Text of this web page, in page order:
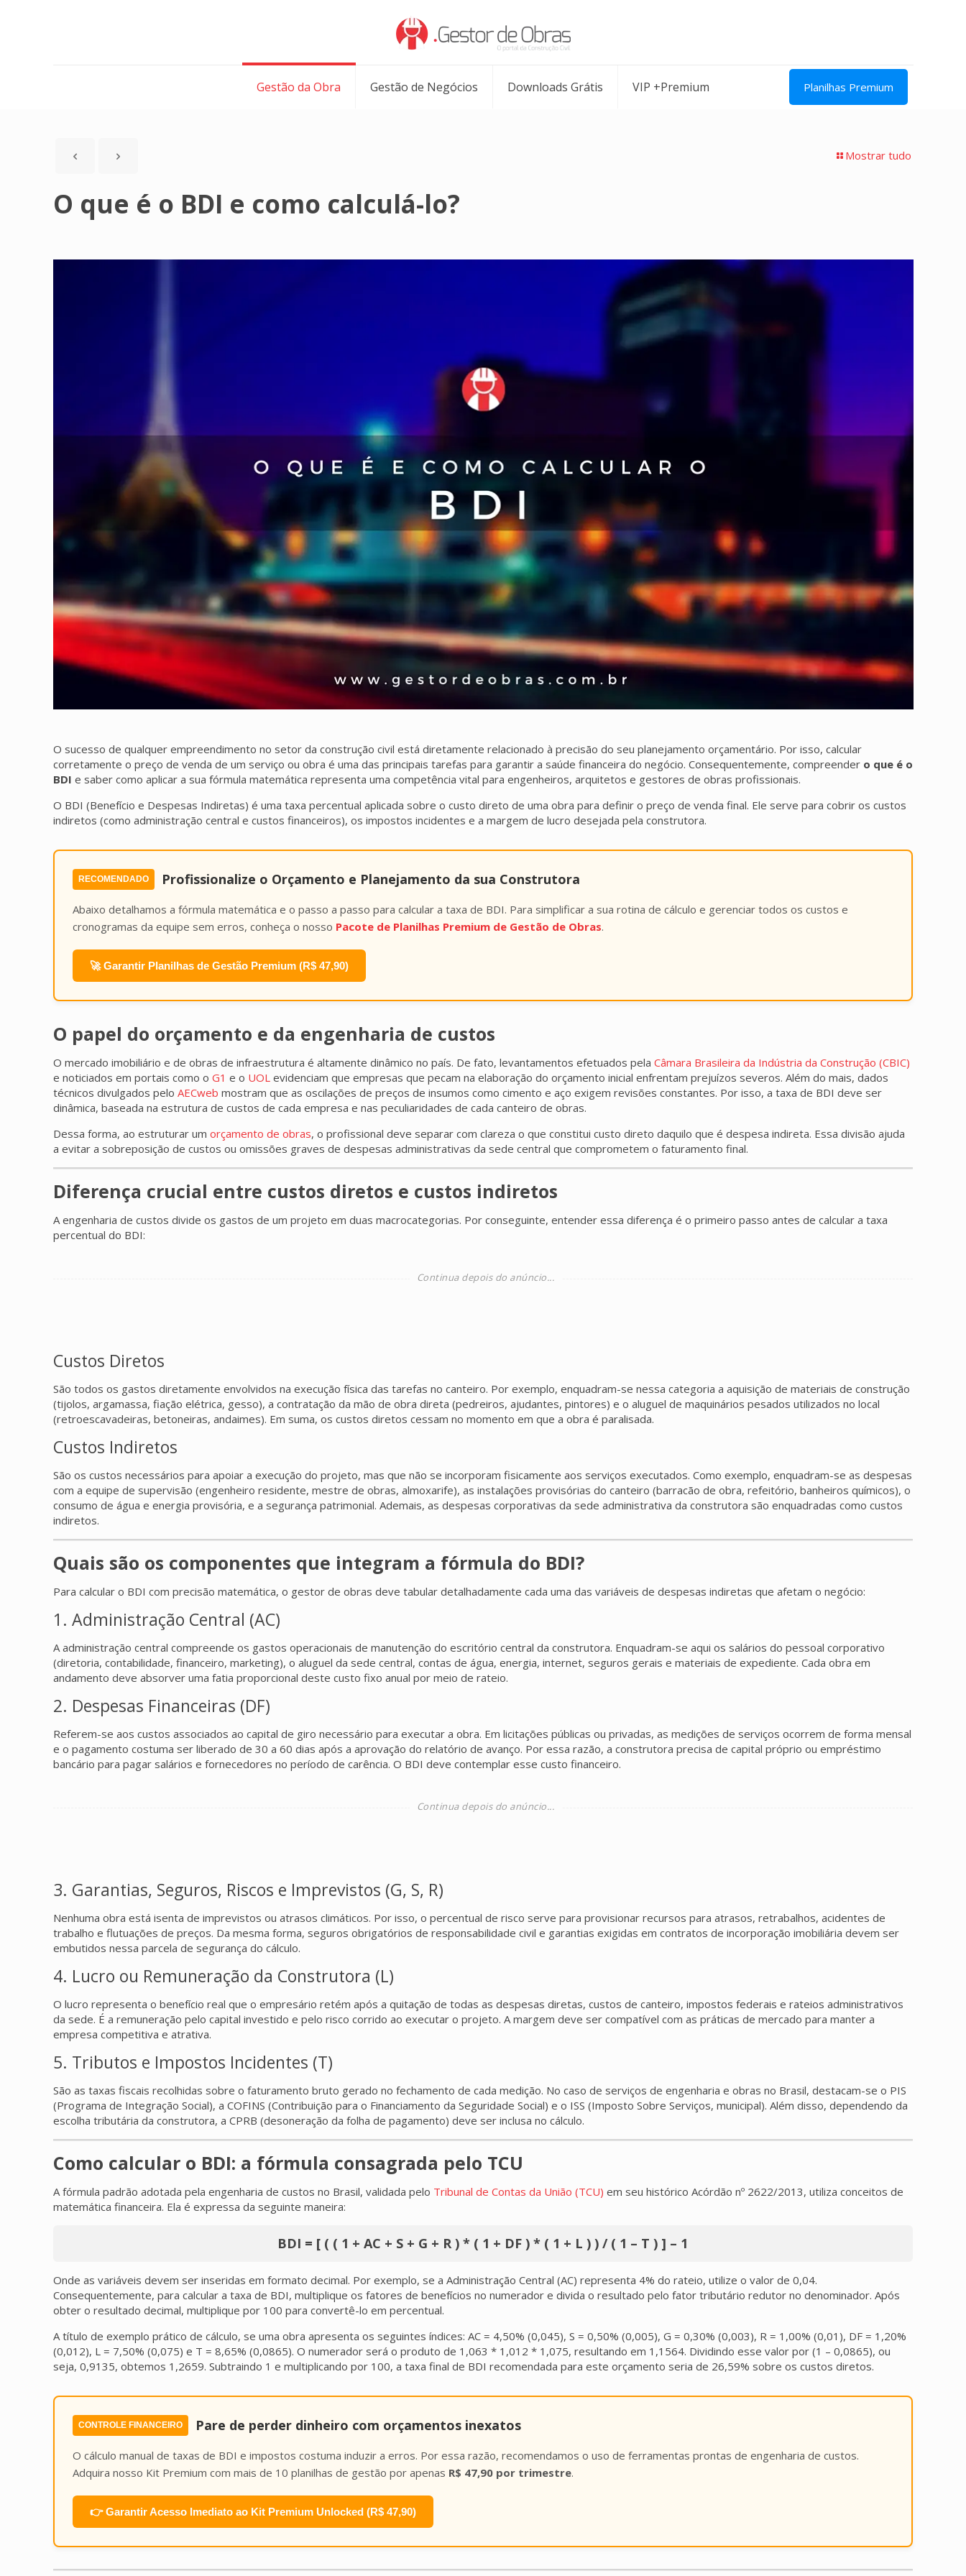
Gestão da Obra Gestão de Negócios Downloads Grátis VIP +Premium Planilhas Premium
Mostrar tudo
O que é o BDI e como calculá-lo?
O sucesso de qualquer empreendimento no setor da construção civil está diretamente relacionado à precisão do seu planejamento orçamentário. Por isso, calcular
corretamente o preço de venda de um serviço ou obra é uma das principais tarefas para garantir a saúde financeira do negócio. Consequentemente, compreender o que é o
BDI e saber como aplicar a sua fórmula matemática representa uma competência vital para engenheiros, arquitetos e gestores de obras profissionais.
O BDI (Benefício e Despesas Indiretas) é uma taxa percentual aplicada sobre o custo direto de uma obra para definir o preço de venda final. Ele serve para cobrir os custos
indiretos (como administração central e custos financeiros), os impostos incidentes e a margem de lucro desejada pela construtora.
RECOMENDADO Profissionalize o Orçamento e Planejamento da sua Construtora
Abaixo detalhamos a fórmula matemática e o passo a passo para calcular a taxa de BDI. Para simplificar a sua rotina de cálculo e gerenciar todos os custos e
cronogramas da equipe sem erros, conheça o nosso Pacote de Planilhas Premium de Gestão de Obras.
🚀 Garantir Planilhas de Gestão Premium (R$ 47,90)
O papel do orçamento e da engenharia de custos
O mercado imobiliário e de obras de infraestrutura é altamente dinâmico no país. De fato, levantamentos efetuados pela Câmara Brasileira da Indústria da Construção (CBIC)
e noticiados em portais como o G1 e o UOLevidenciam que empresas que pecam na elaboração do orçamento inicial enfrentam prejuízos severos. Além do mais, dados
técnicos divulgados pelo AECweb mostram que as oscilações de preços de insumos como cimento e aço exigem revisões constantes. Por isso, a taxa de BDI deve ser
dinâmica, baseada na estrutura de custos de cada empresa e nas peculiaridades de cada canteiro de obras.
Dessa forma, ao estruturar um orçamento de obras, o profissional deve separar com clareza o que constitui custo direto daquilo que é despesa indireta. Essa divisão ajuda
a evitar a sobreposição de custos ou omissões graves de despesas administrativas da sede central que comprometem o faturamento final.
Diferença crucial entre custos diretos e custos indiretos
A engenharia de custos divide os gastos de um projeto em duas macrocategorias. Por conseguinte, entender essa diferença é o primeiro passo antes de calcular a taxa
percentual do BDI:
Custos Diretos
São todos os gastos diretamente envolvidos na execução física das tarefas no canteiro. Por exemplo, enquadram-se nessa categoria a aquisição de materiais de construção
(tijolos, argamassa, fiação elétrica, gesso), a contratação da mão de obra direta (pedreiros, ajudantes, pintores) e o aluguel de maquinários pesados utilizados no local
(retroescavadeiras, betoneiras, andaimes). Em suma, os custos diretos cessam no momento em que a obra é paralisada.
Custos Indiretos
São os custos necessários para apoiar a execução do projeto, mas que não se incorporam fisicamente aos serviços executados. Como exemplo, enquadram-se as despesas
com a equipe de supervisão (engenheiro residente, mestre de obras, almoxarife), as instalações provisórias do canteiro (barracão de obra, refeitório, banheiros químicos), o
consumo de água e energia provisória, e a segurança patrimonial. Ademais, as despesas corporativas da sede administrativa da construtora são enquadradas como custos
indiretos.
Quais são os componentes que integram a fórmula do BDI?
Para calcular o BDI com precisão matemática, o gestor de obras deve tabular detalhadamente cada uma das variáveis de despesas indiretas que afetam o negócio:
1. Administração Central (AC)
A administração central compreende os gastos operacionais de manutenção do escritório central da construtora. Enquadram-se aqui os salários do pessoal corporativo
(diretoria, contabilidade, financeiro, marketing), o aluguel da sede central, contas de água, energia, internet, seguros gerais e materiais de expediente. Cada obra em
andamento deve absorver uma fatia proporcional deste custo fixo anual por meio de rateio.
2. Despesas Financeiras (DF)
Referem-se aos custos associados ao capital de giro necessário para executar a obra. Em licitações públicas ou privadas, as medições de serviços ocorrem de forma mensal
e o pagamento costuma ser liberado de 30 a 60 dias após a aprovação do relatório de avanço. Por essa razão, a construtora precisa de capital próprio ou empréstimo
bancário para pagar salários e fornecedores no período de carência. O BDI deve contemplar esse custo financeiro.
3. Garantias, Seguros, Riscos e Imprevistos (G, S, R)
Nenhuma obra está isenta de imprevistos ou atrasos climáticos. Por isso, o percentual de risco serve para provisionar recursos para atrasos, retrabalhos, acidentes de
trabalho e flutuações de preços. Da mesma forma, seguros obrigatórios de responsabilidade civil e garantias exigidas em contratos de incorporação imobiliária devem ser
embutidos nessa parcela de segurança do cálculo.
4. Lucro ou Remuneração da Construtora (L)
O lucro representa o benefício real que o empresário retém após a quitação de todas as despesas diretas, custos de canteiro, impostos federais e rateios administrativos
da sede. É a remuneração pelo capital investido e pelo risco corrido ao executar o projeto. A margem deve ser compatível com as práticas de mercado para manter a
empresa competitiva e atrativa.
5. Tributos e Impostos Incidentes (T)
São as taxas fiscais recolhidas sobre o faturamento bruto gerado no fechamento de cada medição. No caso de serviços de engenharia e obras no Brasil, destacam-se o PIS
(Programa de Integração Social), a COFINS (Contribuição para o Financiamento da Seguridade Social) e o ISS (Imposto Sobre Serviços, municipal). Além disso, dependendo da
escolha tributária da construtora, a CPRB (desoneração da folha de pagamento) deve ser inclusa no cálculo.
Como calcular o BDI: a fórmula consagrada pelo TCU
A fórmula padrão adotada pela engenharia de custos no Brasil, validada pelo Tribunal de Contas da União (TCU) em seu histórico Acórdão nº 2622/2013, utiliza conceitos de
matemática financeira. Ela é expressa da seguinte maneira:
BDI = [ ( ( 1 + AC + S + G + R ) * ( 1 + DF ) * ( 1 + L ) ) / ( 1 – T ) ] – 1
Onde as variáveis devem ser inseridas em formato decimal. Por exemplo, se a Administração Central (AC) representa 4% do rateio, utilize o valor de 0,04.
Consequentemente, para calcular a taxa de BDI, multiplique os fatores de benefícios no numerador e divida o resultado pelo fator tributário redutor no denominador. Após
obter o resultado decimal, multiplique por 100 para convertê-lo em percentual.
A título de exemplo prático de cálculo, se uma obra apresenta os seguintes índices: AC = 4,50% (0,045), S = 0,50% (0,005), G = 0,30% (0,003), R = 1,00% (0,01), DF = 1,20%
(0,012), L = 7,50% (0,075) e T = 8,65% (0,0865). O numerador será o produto de 1,063 * 1,012 * 1,075, resultando em 1,1564. Dividindo esse valor por (1 – 0,0865), ou
seja, 0,9135, obtemos 1,2659. Subtraindo 1 e multiplicando por 100, a taxa final de BDI recomendada para este orçamento seria de 26,59% sobre os custos diretos.
CONTROLE FINANCEIRO Pare de perder dinheiro com orçamentos inexatos
O cálculo manual de taxas de BDI e impostos costuma induzir a erros. Por essa razão, recomendamos o uso de ferramentas prontas de engenharia de custos.
Adquira nosso Kit Premium com mais de 10 planilhas de gestão por apenas R$ 47,90 por trimestre.
👉 Garantir Acesso Imediato ao Kit Premium Unlocked (R$ 47,90)